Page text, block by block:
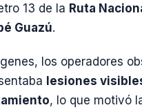
13 de la Ruta
Guazú.
los operadores
lesiones
, lo que motivó